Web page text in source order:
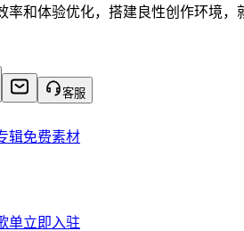
率和体验优化，搭建良性创作环境
客服
辑免费素材
单立即入驻